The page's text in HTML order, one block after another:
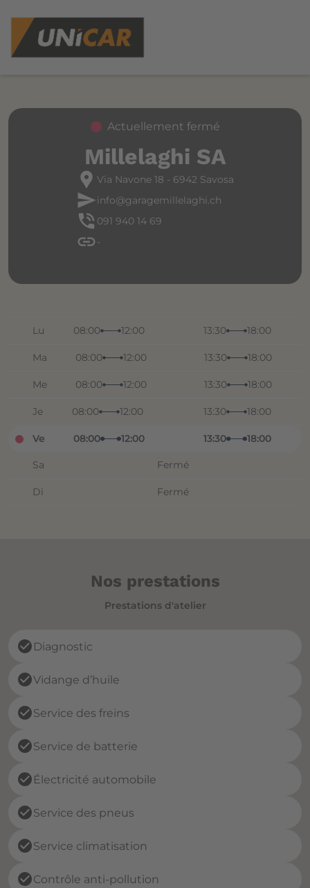
Actuellement fermé
Millelaghi SA
location_pin Via Navone 18 - 6942 Savosa
sendinfo@garagemillelaghi.ch
phone_in_talk 091 940 14 69
link -
Lu 08:00 12:00 13:30 18:00
Ma 08:00 12:00 13:30 18:00
Me 08:00 12:00 13:30 18:00
Je 08:00 12:00 13:30 18:00
Ve 08:00 12:00 13:30 18:00
Sa Fermé
Di Fermé
Nos prestations
Prestations d'atelier
check_circle Diagnostic
check_circleVidange d’huile
check_circleService des freins
check_circleService de batterie
check_circle Électricité automobile
check_circleService des pneus
check_circleService climatisation
check_circleContrôle anti-pollution